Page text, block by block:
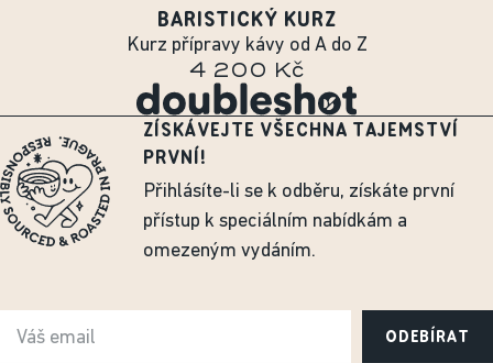
BARISTICKÝ KURZ
Kurz přípravy kávy od A do Z
4 200 Kč
ZÍSKÁVEJTE VŠECHNA TAJEMSTVÍ
PRVNÍ!
Přihlásíte-li se k odběru, získáte první
přístup k speciálním nabídkám a
omezeným vydáním.
ODEBÍRAT